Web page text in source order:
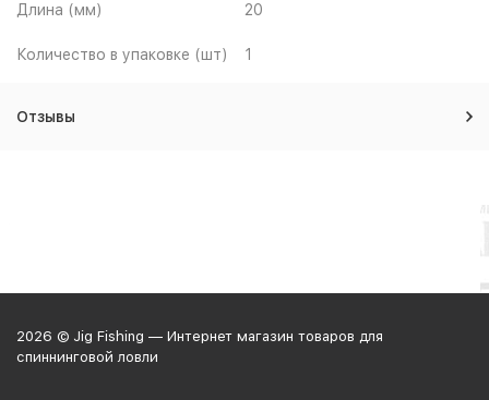
Длина (мм) 20
Количество в упаковке (шт) 1
Отзывы
2026 © Jig Fishing — Интернет магазин товаров для
спиннинговой ловли